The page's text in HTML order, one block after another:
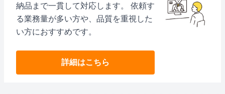
納品まで一貫して対応します。 依頼す
る業務量が多い方や、品質を重視した
い方におすすめです。
詳細はこちら